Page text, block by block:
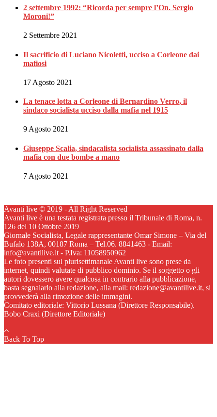
2 settembre 1992: “Ricorda per sempre l’On. Sergio
Moroni!”
2 Settembre 2021
Il sacrificio di Luciano Nicoletti, ucciso a Corleone dai
mafiosi
17 Agosto 2021
La tenace lotta a Corleone di Bernardino Verro, il
sindaco socialista ucciso dalla mafia nel 1915
9 Agosto 2021
Giuseppe Scalia, sindacalista socialista assassinato dalla
mafia con due bombe a mano
7 Agosto 2021
Avanti live © 2019 - All Right Reserved
Avanti live è una testata registrata presso il Tribunale di Roma, n.
126 del 10 Ottobre 2019
Giornale Socialista, Legale rappresentante Omar Simone – Via del
Bufalo 138A, 00187 Roma – Tel.06. 8841463 - Email:
info@avantilive.it - P.Iva: 11058950962
Le foto presenti sul plurisettimanale Avanti live sono prese da
internet, quindi valutate di pubblico dominio. Se il soggetto o gli
autori dovessero avere qualcosa in contrario alla pubblicazione,
basta segnalarlo alla redazione, alla mail: redazione@avantilive.it, si
provvederà alla rimozione delle immagini.
Comitato editoriale: Vittorio Lussana (Direttore Responsabile).
Bobo Craxi (Direttore Editoriale)
Back To Top